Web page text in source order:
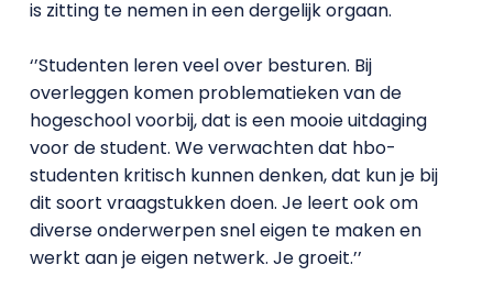
is zitting te nemen in een dergelijk orgaan.
‘’Studenten leren veel over besturen. Bij
overleggen komen problematieken van de
hogeschool voorbij, dat is een mooie uitdaging
voor de student. We verwachten dat hbo-
studenten kritisch kunnen denken, dat kun je bij
dit soort vraagstukken doen. Je leert ook om
diverse onderwerpen snel eigen te maken en
werkt aan je eigen netwerk. Je groeit.’’